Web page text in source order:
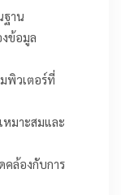
ฐาน
ข้อมูล
พิวเตอร์ที่
หมาะสมและ
ล้องกับการ